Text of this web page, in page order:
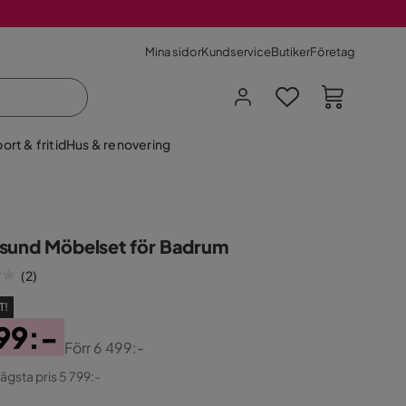
Mina sidorKundserviceButikerFöretag
& fritidHus & renovering
Möbelset för Badrum
(2)
Förr6 499:-
pris 5 799:-